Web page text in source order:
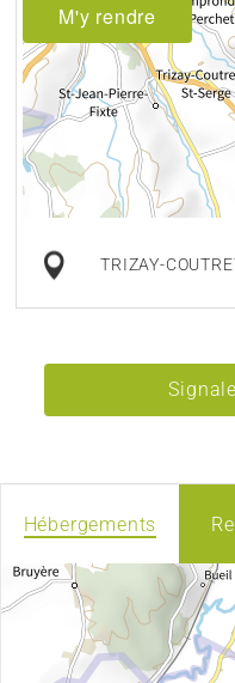
M'y rendre
TRIZAY-
Hébergements